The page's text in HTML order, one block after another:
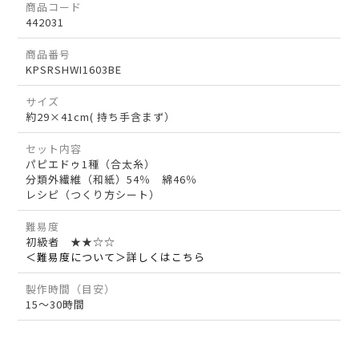
商品コード
442031
商品番号
KPSRSHWI1603BE
サイズ
約29×41cm( 持ち手含まず）
セット内容
パピエドゥ1種（合太糸）
分類外繊維（和紙）54％ 綿46％
レシピ（つくり方シート）
難易度
初級者 ★★☆☆
＜難易度について＞詳しくはこちら
製作時間（目安）
15～30時間